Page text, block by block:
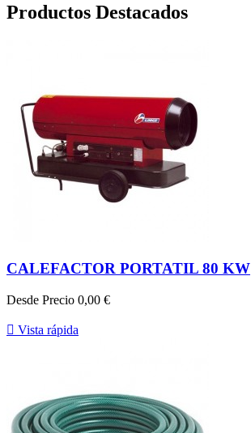
Productos Destacados
CALEFACTOR PORTATIL 80 KW
Desde Precio 0,00 €
 Vista rápida